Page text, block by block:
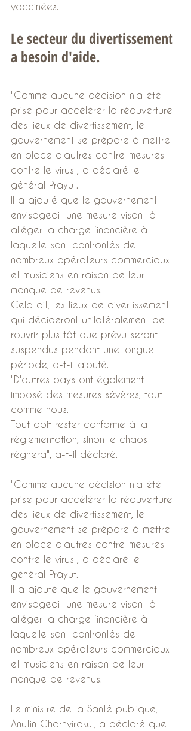
vaccinées.
Le secteur du divertissement
a besoin d'aide.
"Comme aucune décision n'a été
prise pour accélérer la réouverture
des lieux de divertissement, le
gouvernement se prépare à mettre
en place d'autres contre-mesures
contre le virus", a déclaré le
général Prayut.
Il a ajouté que le gouvernement
envisageait une mesure visant à
alléger la charge financière à
laquelle sont confrontés de
nombreux opérateurs commerciaux
et musiciens en raison de leur
manque de revenus.
Cela dit, les lieux de divertissement
qui décideront unilatéralement de
rouvrir plus tôt que prévu seront
suspendus pendant une longue
période, a-t-il ajouté.
"D'autres pays ont également
imposé des mesures sévères, tout
comme nous.
Tout doit rester conforme à la
réglementation, sinon le chaos
régnera", a-t-il déclaré.
"Comme aucune décision n'a été
prise pour accélérer la réouverture
des lieux de divertissement, le
gouvernement se prépare à mettre
en place d'autres contre-mesures
contre le virus", a déclaré le
général Prayut.
Il a ajouté que le gouvernement
envisageait une mesure visant à
alléger la charge financière à
laquelle sont confrontés de
nombreux opérateurs commerciaux
et musiciens en raison de leur
manque de revenus.
Le ministre de la Santé publique,
Anutin Charnvirakul, a déclaré que